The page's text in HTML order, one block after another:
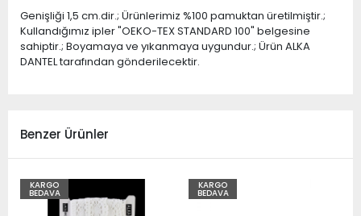
Genişliği 1,5 cm.dir.; Ürünlerimiz %100 pamuktan üretilmiştir.;
Kullandığımız ipler "OEKO-TEX STANDARD 100" belgesine
sahiptir.; Boyamaya ve yıkanmaya uygundur.; Ürün ALKA
DANTEL tarafından gönderilecektir.
Benzer Ürünler
KARGO
BEDAVA
KARGO
BEDAVA